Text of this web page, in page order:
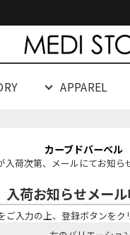
APPAREL
カーブドバーベル
入荷次第、メールにてお知ら
入荷お知らせメー
ご入力の上、登録ボタンをク